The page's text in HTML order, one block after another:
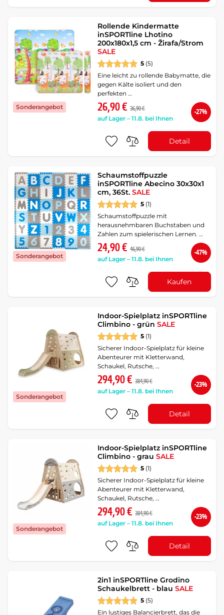
Sonderangebot
Rollende Kindermatte
inSPORTline Lhotino
200x180x1,5 cm - Žirafa/Strom
SALE
5 (5)
Eine leicht zu rollende Babymatte, die
gegen Kälte isoliert und den
perfekten …
26,90 € 36,90 €
auf Lager – 11.8. bei Ihnen
-27%
Detail
Sonderangebot
Schaumstoffpuzzle
inSPORTline Abecino 30x30x1
cm, 36St.SALE
5 (1)
Schaumstoffpuzzle mit
herausnehmbaren Buchstaben und
Zahlen zum spielerischen Lernen. …
24,90 € 46,90 €
auf Lager – 11.8. bei Ihnen
-47%
Kaufen
Sonderangebot
Indoor-Spielplatz inSPORTline
Climbino - grünSALE
5 (1)
Sicherer Indoor-Spielplatz für kleine
Abenteurer mit Kletterwand,
Schaukel, Rutsche, …
294,90 € 384,90 €
auf Lager – 11.8. bei Ihnen
-23%
Detail
Sonderangebot
Indoor-Spielplatz inSPORTline
Climbino - grauSALE
5 (1)
Sicherer Indoor-Spielplatz für kleine
Abenteurer mit Kletterwand,
Schaukel, Rutsche, …
294,90 € 384,90 €
auf Lager – 11.8. bei Ihnen
-23%
Detail
2in1 inSPORTline Grodino
Schaukelbrett - blauSALE
5 (5)
Ein lustiges Balancierbrett, das die